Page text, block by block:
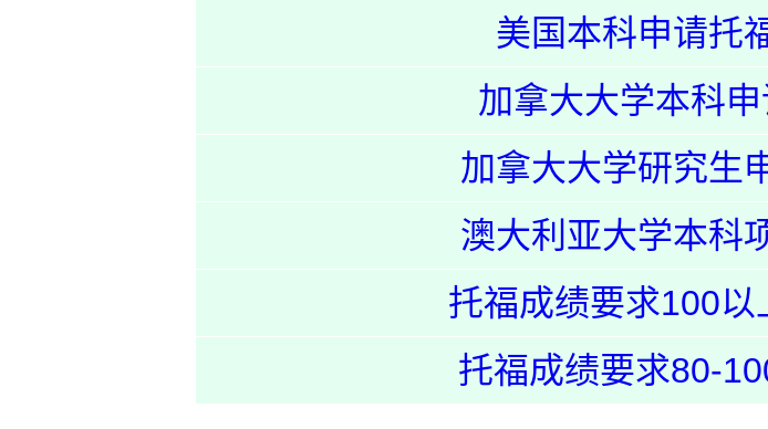
美国本科申请托
加拿大大学本科
加拿大大学研究生
澳大利亚大学本科
托福成绩要求100
托福成绩要求80-